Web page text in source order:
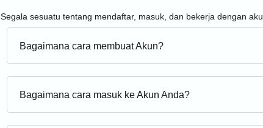
Segala sesuatu tentang mendaftar, masuk, dan bekerja dengan
Bagaimana cara membuat Akun?
Bagaimana cara masuk ke Akun Anda?